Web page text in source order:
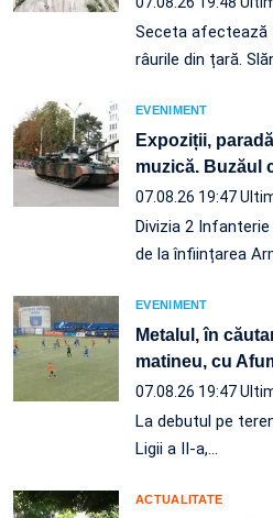
Seceta afectează
râurile din țară.
EVENIMENT
Expoziții,
muzică. Buzăul
07.08.26 19:47
Divizia 2 Infanterie
de la înființarea
EVENIMENT
Metalul, în
matineu, cu
07.08.26 19:47
La debutul pe
Ligii a II-a,…
ACTUALITATE